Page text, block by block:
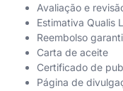
Avaliação e
Estimativa Qualis
Reembolso
Carta de aceite
Certificado de
Página de